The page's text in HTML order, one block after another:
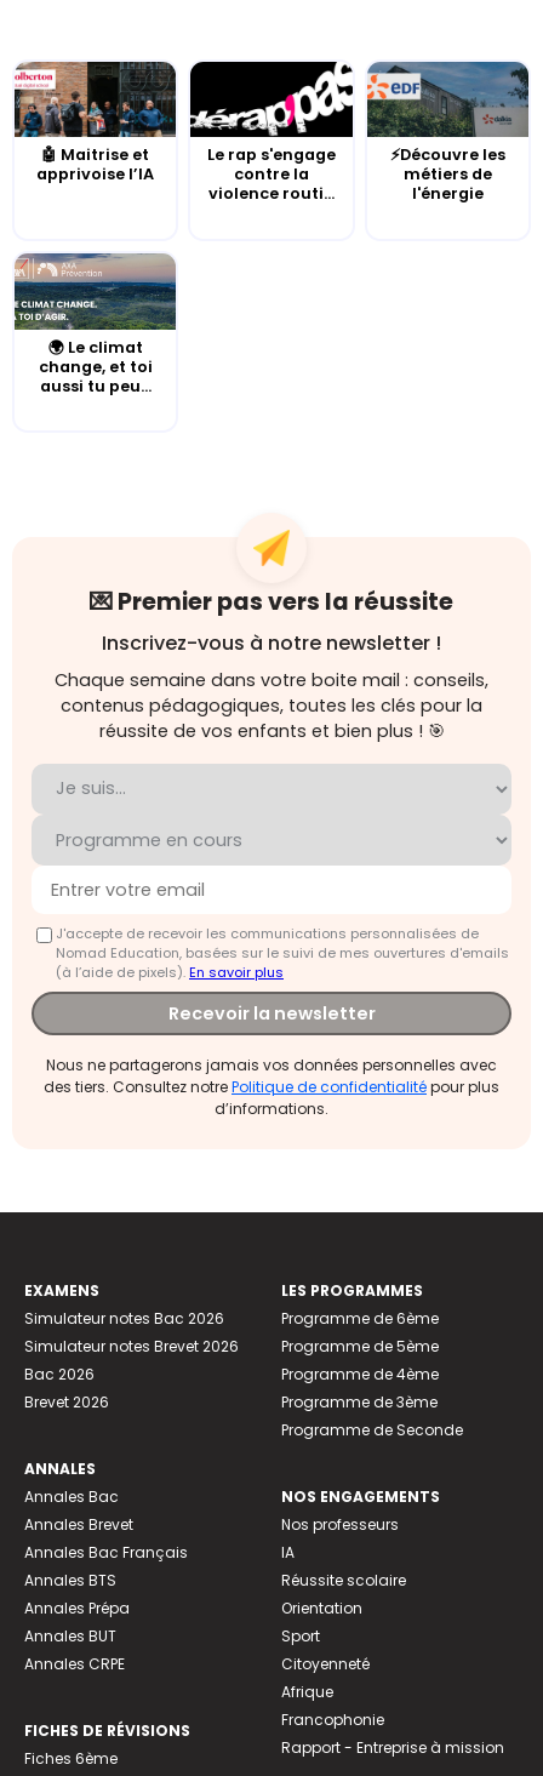
🤖 Maitrise et
apprivoise l’IA
Le rap s'engage
contre la
violence routi...
⚡Découvre les
métiers de
l'énergie
🌍 Le climat
change, et toi
aussi tu peu...
💌 Premier pas vers la réussite
Inscrivez-vous à notre newsletter !
Chaque semaine dans votre boite mail : conseils,
contenus pédagogiques, toutes les clés pour la
réussite de vos enfants et bien plus ! 🎯
J'accepte de recevoir les communications personnalisées de
Nomad Education, basées sur le suivi de mes ouvertures d'emails
(à l’aide de pixels).En savoir plus
Recevoir la newsletter
Nous ne partagerons jamais vos données personnelles avec
des tiers. Consultez notrePolitique de confidentialitépour plus
d’informations.
EXAMENS
Simulateur notes Bac 2026
Simulateur notes Brevet 2026
Bac 2026
Brevet 2026
ANNALES
Annales Bac
Annales Brevet
Annales Bac Français
Annales BTS
Annales Prépa
Annales BUT
Annales CRPE
FICHES DE RÉVISIONS
Fiches 6ème
LES PROGRAMMES
Programme de 6ème
Programme de 5ème
Programme de 4ème
Programme de 3ème
Programme de Seconde
NOS ENGAGEMENTS
Nos professeurs
IA
Réussite scolaire
Orientation
Sport
Citoyenneté
Afrique
Francophonie
Rapport - Entreprise à mission